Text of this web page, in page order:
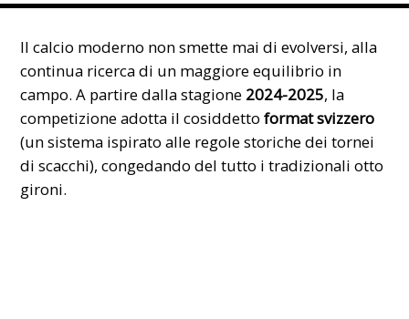
Il calcio moderno non smette mai di evolversi, alla
continua ricerca di un maggiore equilibrio in
campo. A partire dalla stagione 2024-2025, la
competizione adotta il cosiddettoformat svizzero
(un sistema ispirato alle regole storiche dei tornei
di scacchi), congedando del tutto i tradizionali otto
gironi.